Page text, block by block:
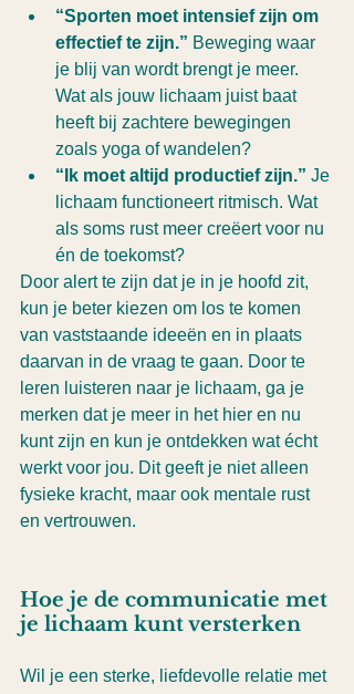
“Sporten moet intensief zijn om
effectief te zijn.” Beweging waar
je blij van wordt brengt je meer.
Wat als jouw lichaam juist baat
heeft bij zachtere bewegingen
zoals yoga of wandelen?
“Ik moet altijd productief zijn.” Je
lichaam functioneert ritmisch. Wat
als soms rust meer creëert voor nu
én de toekomst?
Door alert te zijn dat je in je hoofd zit,
kun je beter kiezen om los te komen
van vaststaande ideeën en in plaats
daarvan in de vraag te gaan. Door te
leren luisteren naar je lichaam, ga je
merken dat je meer in het hier en nu
kunt zijn en kun je ontdekken wat écht
werkt voor jou. Dit geeft je niet alleen
fysieke kracht, maar ook mentale rust
en vertrouwen.
Hoe je de communicatie met
je lichaam kunt versterken
Wil je een sterke, liefdevolle relatie met